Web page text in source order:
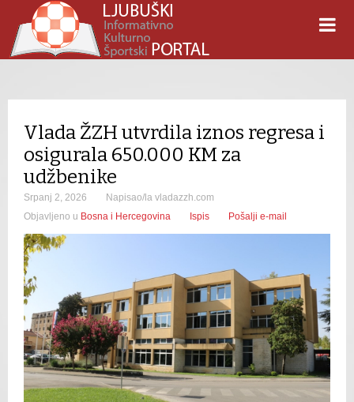
Vlada ŽZH utvrdila iznos regresa i
osigurala 650.000 KM za
udžbenike
Srpanj 2, 2026
Napisao/la vladazzh.com
Objavljeno u Bosna i Hercegovina Ispis Pošalji e-mail